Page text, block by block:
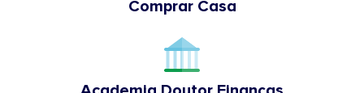
Comprar Casa